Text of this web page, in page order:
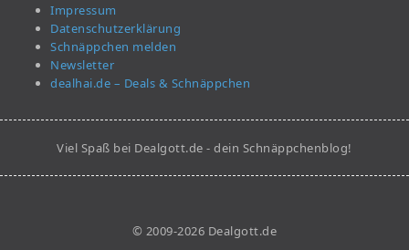
Impressum
Datenschutzerklärung
Schnäppchen melden
Newsletter
dealhai.de – Deals & Schnäppchen
Viel Spaß bei Dealgott.de - dein Schnäppchenblog!
© 2009-2026 Dealgott.de